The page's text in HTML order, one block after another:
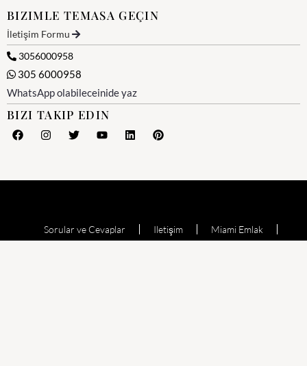
BIZIMLE TEMASA GEÇIN
İletişim Formu
3056000958
305 6000958
WhatsApp olabileceinide yaz
BIZI TAKIP EDIN
Sorular ve Cevaplar Iletişim Miami Emlak